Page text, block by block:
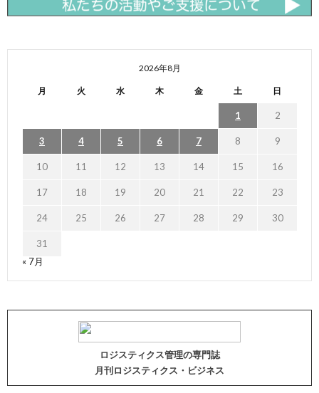
2026年8月
月 火 水 木 金 土 日
1 2
3 4 5 6 7 8 9
10 11 12 13 14 15 16
17 18 19 20 21 22 23
24 25 26 27 28 29 30
31
« 7月
ロジスティクス管理の専門誌
月刊ロジスティクス・ビジネス